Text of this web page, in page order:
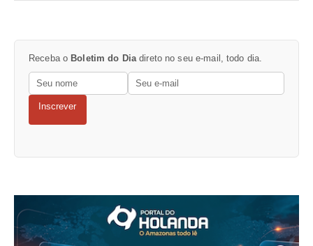
Receba o Boletim do Dia direto no seu e-mail, todo dia.
Inscrever